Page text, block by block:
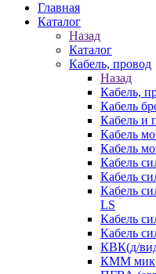
Главная
Каталог
Назад
Каталог
Кабель, провод
Назад
Кабель,
Кабель
Кабель и
Кабель
Кабель
Кабель
Кабель
Кабель
LS
Кабель
Кабель
КВК(д/
КММ